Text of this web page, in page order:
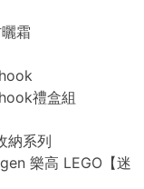
霜
禮盒組
納系列
樂高 LEGO【迷